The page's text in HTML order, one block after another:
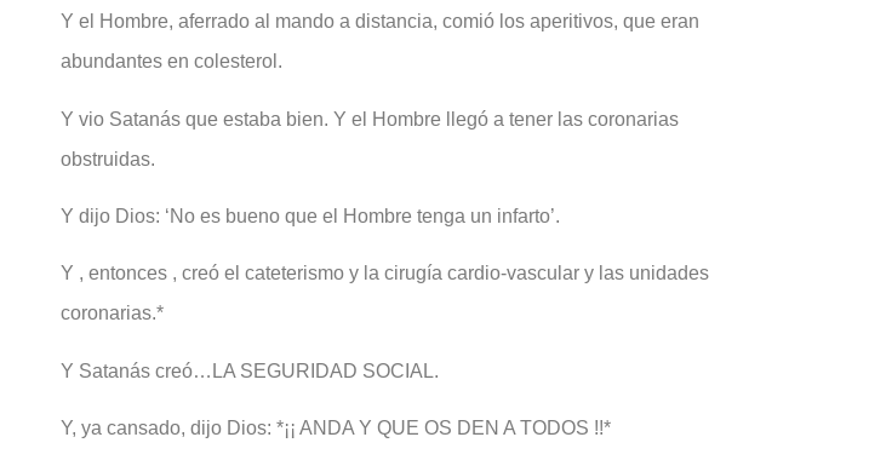
Y el Hombre, aferrado al mando a distancia, comió los aperitivos, que eran
abundantes en colesterol.
Y vio Satanás que estaba bien. Y el Hombre llegó a tener las coronarias
obstruidas.
Y dijo Dios: ‘No es bueno que el Hombre tenga un infarto’.
Y , entonces , creó el cateterismo y la cirugía cardio-vascular y las unidades
coronarias.*
Y Satanás creó…LA SEGURIDAD SOCIAL.
Y, ya cansado, dijo Dios: *¡¡ ANDA Y QUE OS DEN A TODOS !!*